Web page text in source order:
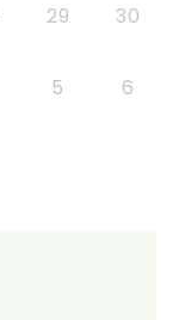
29 30
5 6